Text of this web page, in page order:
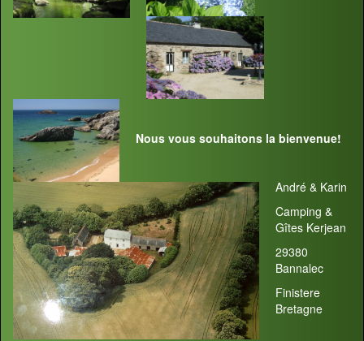
Nous vous souhaitons la bienvenue!
André & Karin
Camping &
Gîtes Kerjean
29380
Bannalec
Finistere
Bretagne